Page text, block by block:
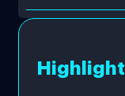
Highlight